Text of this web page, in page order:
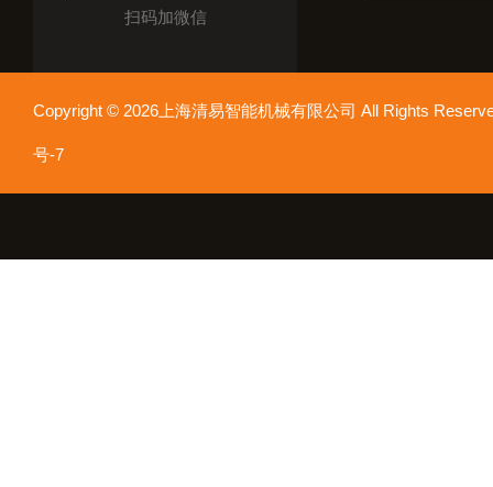
扫码加微信
Copyright © 2026上海清易智能机械有限公司 All Rights
号-7